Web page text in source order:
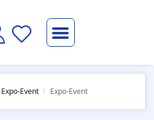
Expo-Event / Expo-Event